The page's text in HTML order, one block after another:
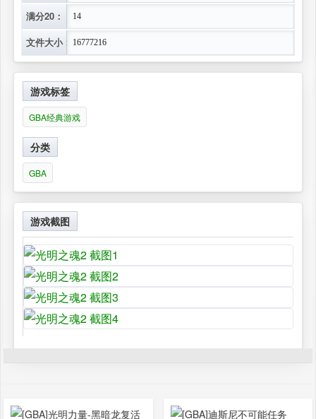
满分20： 14
文件大小： 16777216
游戏标签
GBA经典游戏
分类
GBA
游戏截图